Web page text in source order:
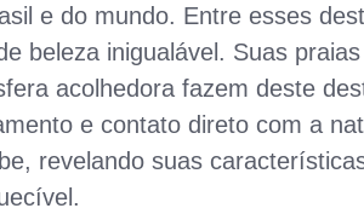
e do mundo. Entre esses
beleza inigualável. Suas
acolhedora fazem deste
e contato direto com a
revelando suas